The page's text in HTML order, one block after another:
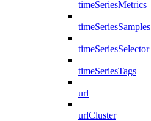
timeSeriesMetrics
timeSeriesSamples
timeSeriesSelector
timeSeriesTags
url
urlCluster